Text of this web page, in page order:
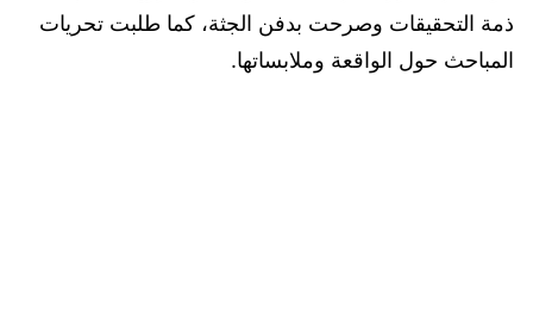
ذمة التحقيقات وصرحت بدفن الجثة، كما طلبت تحريات
المباحث حول الواقعة وملابساتها.